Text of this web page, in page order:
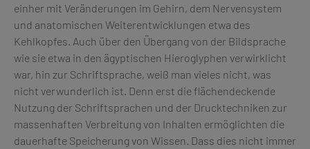
einher mit Veränderungen im Gehirn, dem Nervensystem
und anatomischen Weiterentwicklungen etwa des
Kehlkopfes. Auch über den Übergang von der Bildsprache
wie sie etwa in den ägyptischen Hieroglyphen verwirklicht
war, hin zur Schriftsprache, weiß man vieles nicht, was
nicht verwunderlich ist. Denn erst die flächendeckende
Nutzung der Schriftsprachen und der Drucktechniken zur
massenhaften Verbreitung von Inhalten ermöglichten die
dauerhafte Speicherung von Wissen. Dass dies nicht immer